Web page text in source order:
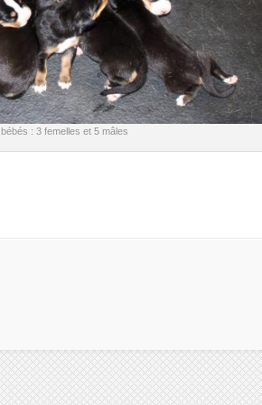
: 3 femelles et 5 mâles